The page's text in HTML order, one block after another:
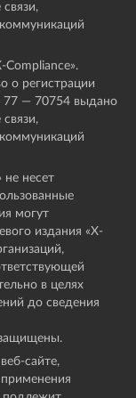
Compliance».
о регистрации
— 70754 выдано
не несет
могут
издания «X-
в целях
до сведения
сайте,